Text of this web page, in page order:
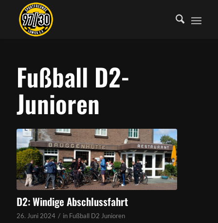
Fußball D2-
Junioren
D2: Windige Abschlussfahrt
26. Juni 2024 / in Fußball D2 Junioren